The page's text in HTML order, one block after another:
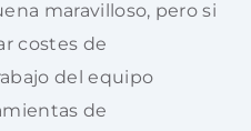
maravilloso, pero si
costes de
del equipo
de